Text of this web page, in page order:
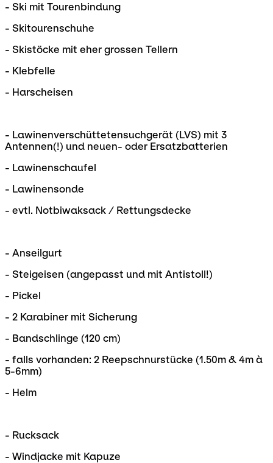
- Ski mit Tourenbindung
- Skitourenschuhe
- Skistöcke mit eher grossen Tellern
- Klebfelle
- Harscheisen
- Lawinenverschüttetensuchgerät (LVS) mit 3
Antennen(!) und neuen- oder Ersatzbatterien
- Lawinenschaufel
- Lawinensonde
- evtl. Notbiwaksack / Rettungsdecke
- Anseilgurt
- Steigeisen (angepasst und mit Antistoll!)
- Pickel
- 2 Karabiner mit Sicherung
- Bandschlinge (120 cm)
- falls vorhanden: 2 Reepschnurstücke (1.50m & 4m à
5-6mm)
- Helm
- Rucksack
- Windjacke mit Kapuze